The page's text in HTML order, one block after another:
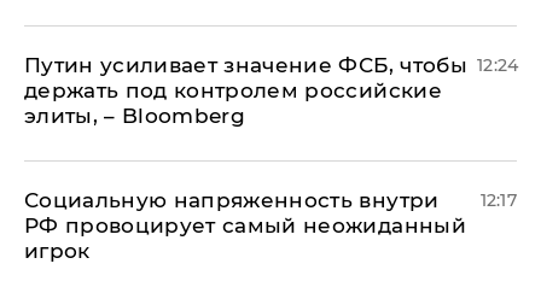
Путин усиливает значение ФСБ, чтобы
держать под контролем российские
элиты, – Bloomberg
12:24
Социальную напряженность внутри
РФ провоцирует самый неожиданный
игрок
12:17